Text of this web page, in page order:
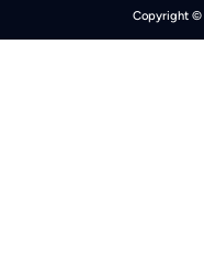
Copyright ©